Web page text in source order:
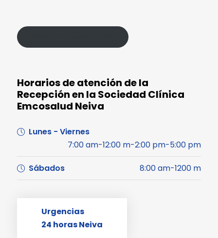
Horarios de atención de la
Recepción en la Sociedad Clínica
Emcosalud Neiva
Lunes - Viernes
7:00 am-12:00 m-2:00 pm-5:00 pm
Sábados 8:00 am-1200 m
Urgencias
24 horas Neiva